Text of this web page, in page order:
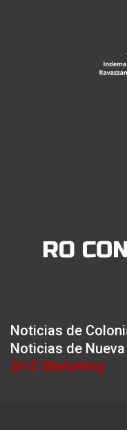
Noticias de
Noticias de
AHZ Marketing